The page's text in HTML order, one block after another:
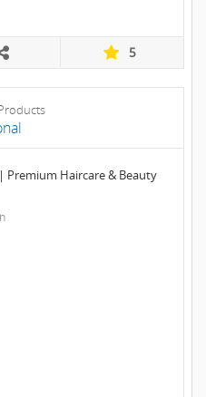
5
Premium Haircare & Beauty